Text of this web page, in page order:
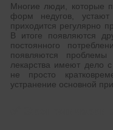
Многие люди, которые
форм недугов,
приходится регулярно
В итоге появляются
постоянного
появляются
лекарства имеют дело
не просто
устранение основной